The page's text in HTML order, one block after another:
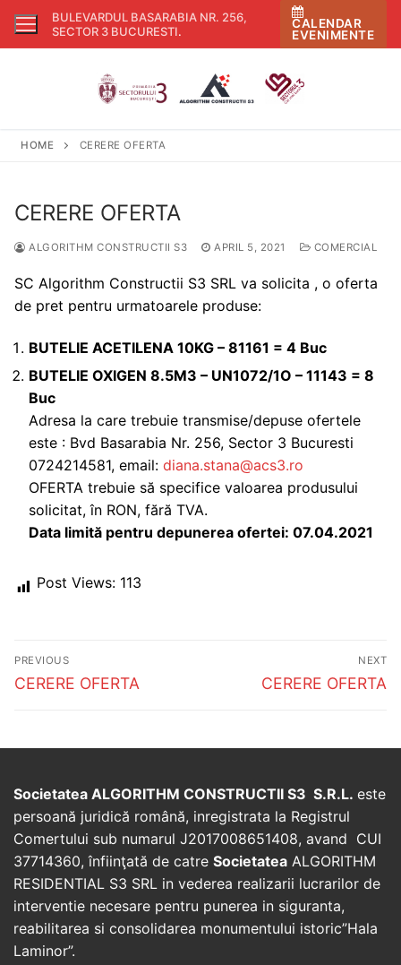
Skip
BULEVARDUL BASARABIA NR. 256,
SECTOR 3 BUCURESTI.
CALENDAR
EVENIMENTE
HOME CERERE OFERTA
CERERE OFERTA
ALGORITHM CONSTRUCTII S3 APRIL 5, 2021 COMERCIAL
SC Algorithm Constructii S3 SRL va solicita , o oferta
de pret pentru urmatoarele produse:
BUTELIE ACETILENA 10KG – 81161 = 4 Buc
BUTELIE OXIGEN 8.5M3 – UN1072/1O – 11143 = 8
Buc
Adresa la care trebuie transmise/depuse ofertele
este : Bvd Basarabia Nr. 256, Sector 3 Bucuresti
0724214581, email: diana.stana@acs3.ro
OFERTA trebuie să specifice valoarea produsului
solicitat, în RON, fără TVA.
Data limită pentru depunerea ofertei: 07.04.2021
Post Views: 113
Post
navigation
PREVIOUS
Previous
CERERE OFERTA
NEXT
Next
CERERE OFERTA
Societatea ALGORITHM CONSTRUCTII S3 S.R.L. este
persoană juridică română, inregistrata la Registrul
Comertului sub numarul J2017008651408, avand CUI
37714360, înfiinţată de catre Societatea ALGORITHM
RESIDENTIAL S3 SRL in vederea realizarii lucrarilor de
interventie necesare pentru punerea in siguranta,
reabilitarea si consolidarea monumentului istoric”Hala
Laminor”.